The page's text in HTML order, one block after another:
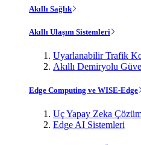
Akıllı Sağlık
Akıllı Ulaşım Sistemleri
Uyarlanabilir Trafik
Akıllı Demiryolu
Edge Computing ve WISE-Edge
Uç Yapay Zeka
Edge AI Sistemleri